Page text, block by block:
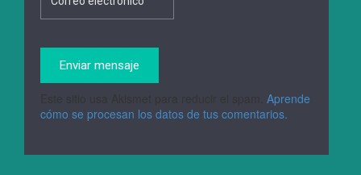
Aprende
cómo se procesan los datos de tus comentarios.